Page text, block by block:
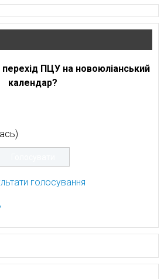
перехід ПЦУ на новоюліанський
календар?
голосування